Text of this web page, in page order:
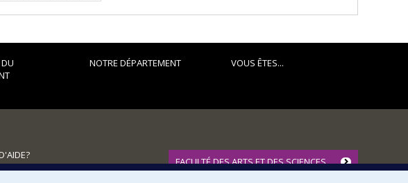
NOTRE DÉPARTEMENT VOUS ÊTES...
FACULTÉ DES ARTS ET DES SCIENCES